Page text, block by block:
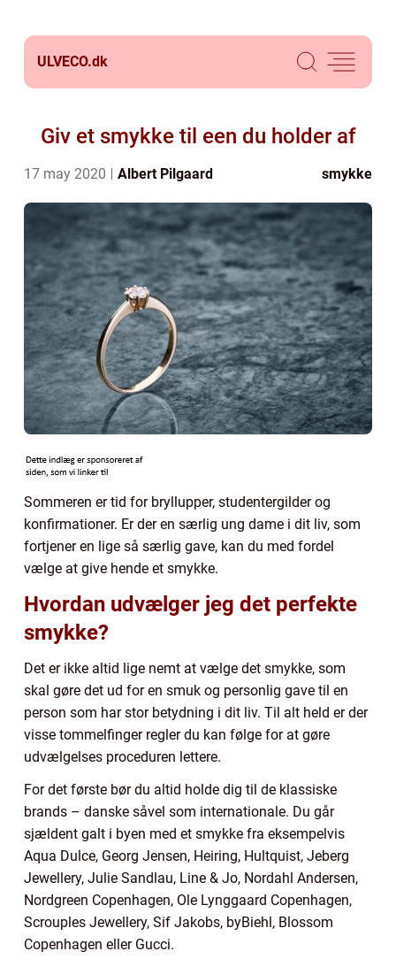
ULVECO.dk
Giv et smykke til een du holder af
17 may 2020 Albert Pilgaard smykke
Sommeren er tid for bryllupper, studentergilder og
konfirmationer. Er der en særlig ung dame i dit liv, som
fortjener en lige så særlig gave, kan du med fordel
vælge at give hende et smykke.
Hvordan udvælger jeg det perfekte
smykke?
Det er ikke altid lige nemt at vælge det smykke, som
skal gøre det ud for en smuk og personlig gave til en
person som har stor betydning i dit liv. Til alt held er der
visse tommelfinger regler du kan følge for at gøre
udvælgelses proceduren lettere.
For det første bør du altid holde dig til de klassiske
brands – danske såvel som internationale. Du går
sjældent galt i byen med et smykke fra eksempelvis
Aqua Dulce, Georg Jensen, Heiring, Hultquist, Jeberg
Jewellery, Julie Sandlau, Line & Jo, Nordahl Andersen,
Nordgreen Copenhagen, Ole Lynggaard Copenhagen,
Scrouples Jewellery, Sif Jakobs, byBiehl, Blossom
Copenhagen eller Gucci.